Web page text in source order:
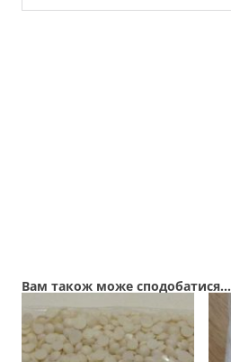
Вам також може сподобатися…